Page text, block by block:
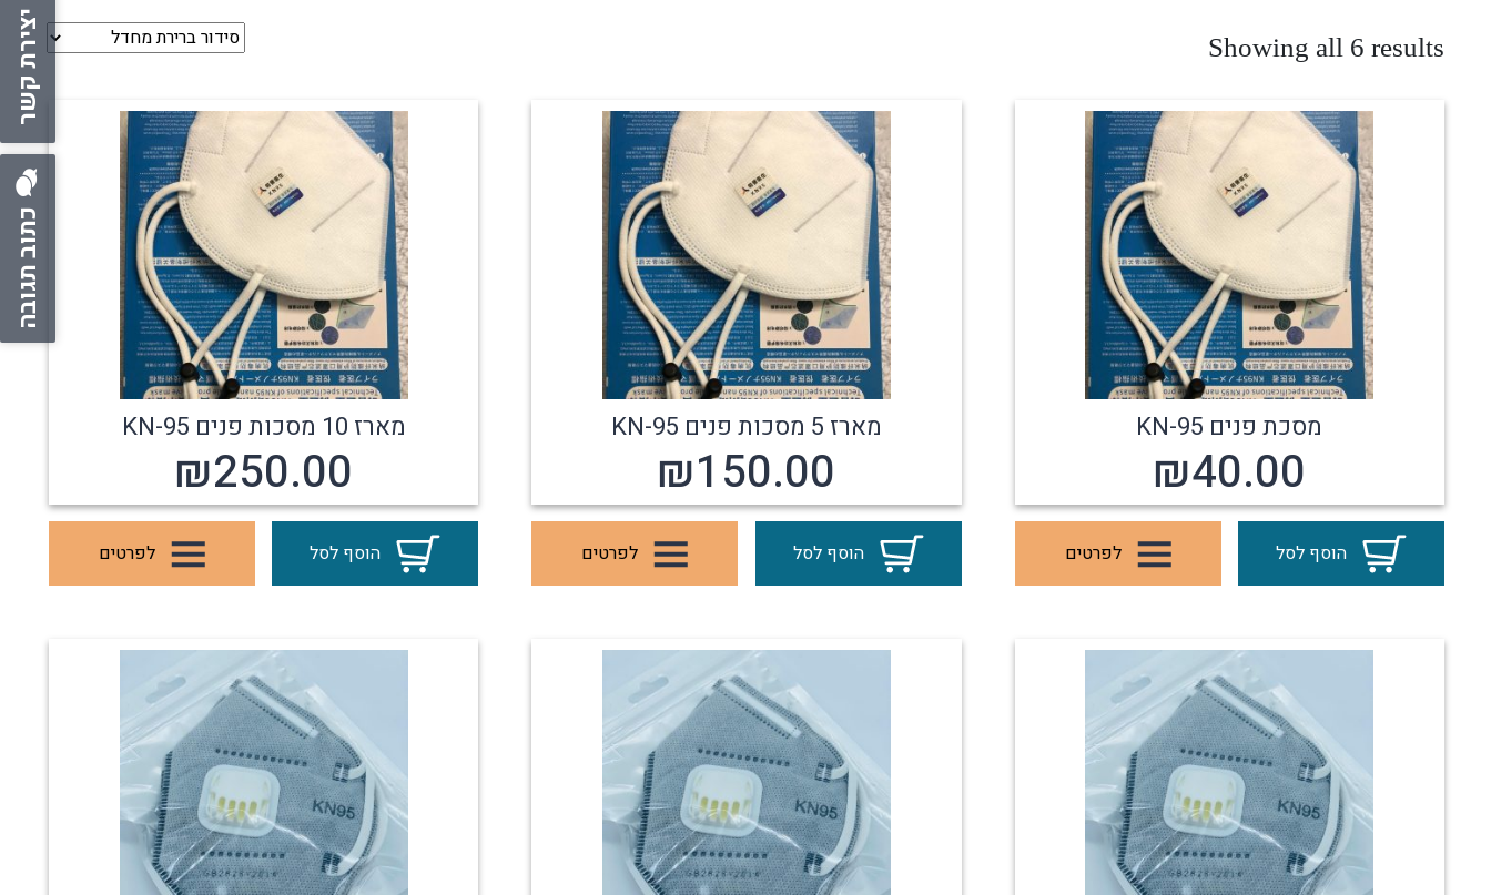
יצירת קשר
כתוב תגובה
Showing all 6 results
מסכת פנים KN-95
₪40.00
הוסף לסל לפרטים
מארז 5 מסכות פנים KN-95
₪150.00
הוסף לסל לפרטים
מארז 10 מסכות פנים KN-95
₪250.00
הוסף לסל לפרטים